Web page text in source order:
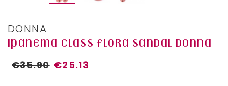
DONNA
IPANEMA CLASS FLORA SANDAL DONNA
€35.90 €25.13